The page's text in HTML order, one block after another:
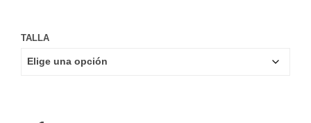
TALLA